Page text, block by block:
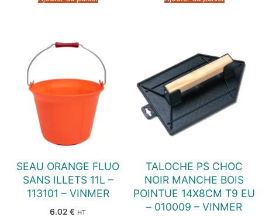
SEAU ORANGE FLUO
SANS ILLETS 11L –
113101 – VINMER
6.02 € HT
TALOCHE PS CHOC
NOIR MANCHE BOIS
POINTUE 14X8CM T9 EU
– 010009 – VINMER